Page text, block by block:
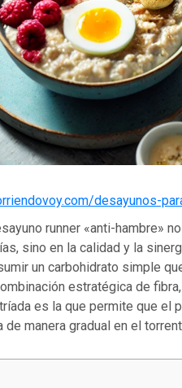
desayunos-
runner «anti-hambre»
sino en la calidad y la
un carbohidrato simple
estratégica de
es la que permite que
de manera gradual en el